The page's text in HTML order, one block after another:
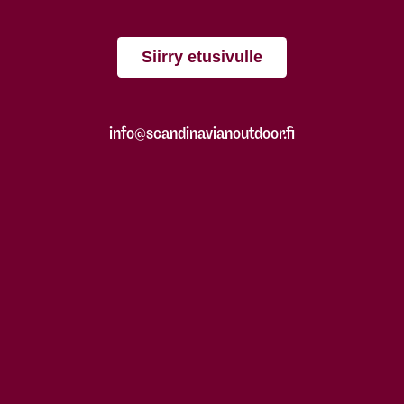
Siirry etusivulle
info@scandinavianoutdoor.fi